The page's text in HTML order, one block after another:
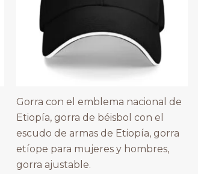
Gorra con el emblema nacional de
Etiopía, gorra de béisbol con el
escudo de armas de Etiopía, gorra
etíope para mujeres y hombres,
gorra ajustable.